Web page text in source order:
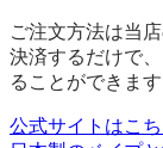
ご注文方法は当
決済するだけで
ることができます
公式サイトはこ